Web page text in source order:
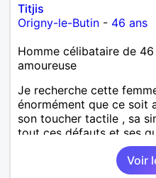
Titjis
Origny-le-Butin - 46 ans
Homme célibataire de
amoureuse
Je recherche cette
énormément que ce soit
son toucher tactile , sa
tout ces défauts et ses
Voir